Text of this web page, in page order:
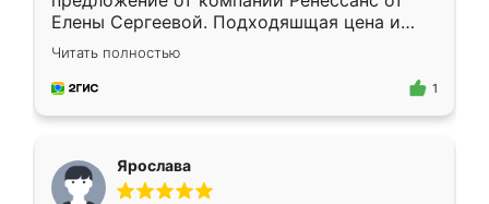
Елены Сергеевой. Подходяшщая цена и
короткие сроки изготовления. Приехавший
для замера сотрудник Владислав
предложил по моему эскизу самый
Читать полностью
1
Ярослава